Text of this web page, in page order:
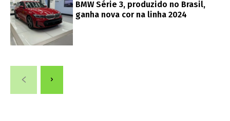
BMW Série 3, produzido no Brasil,
ganha nova cor na linha 2024